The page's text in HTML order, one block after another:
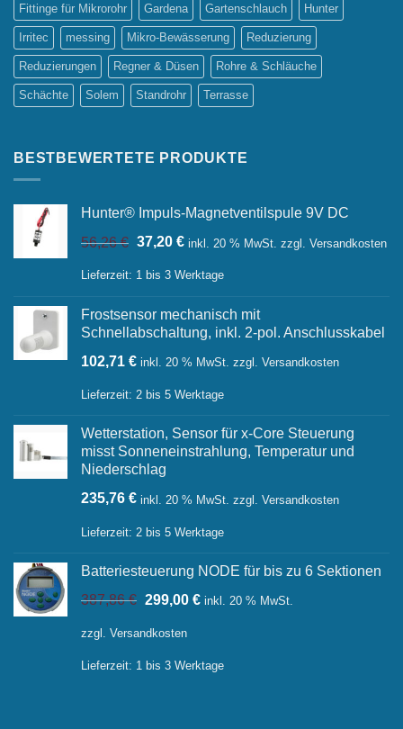
Fittinge für Mikrorohr Gardena Gartenschlauch Hunter
Irritec messing Mikro-Bewässerung Reduzierung
Reduzierungen Regner & Düsen Rohre & Schläuche
Schächte Solem Standrohr Terrasse
BESTBEWERTETE PRODUKTE
Hunter® Impuls-Magnetventilspule 9V DC
56,26€ Ursprünglicher
war:
37,20 €Aktueller
ist:
inkl. 20 % MwSt. zzgl. Versandkosten
Lieferzeit: 1 bis 3 Werktage
Frostsensor mechanisch mit
Schnellabschaltung, inkl. 2-pol. Anschlusskabel
102,71 € inkl. 20 % MwSt. zzgl. Versandkosten
Lieferzeit: 2 bis 5 Werktage
Wetterstation, Sensor für x-Core Steuerung
misst Sonneneinstrahlung, Temperatur und
Niederschlag
235,76 € inkl. 20 % MwSt. zzgl. Versandkosten
Lieferzeit: 2 bis 5 Werktage
Batteriesteuerung NODE für bis zu 6 Sektionen
387,86€ Ursprünglicher
war:
299,00 €Aktueller
inkl. 20 % MwSt.
zzgl. Versandkosten
Lieferzeit: 1 bis 3 Werktage